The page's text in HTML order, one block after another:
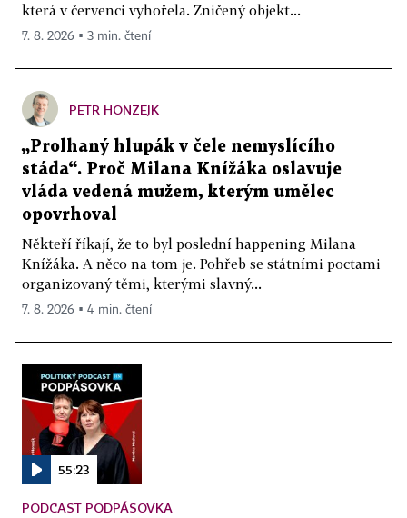
která v červenci vyhořela. Zničený objekt...
7. 8. 2026 ▪ 3 min. čtení
PETR HONZEJK
„Prolhaný hlupák v čele nemyslícího
stáda“. Proč Milana Knížáka oslavuje
vláda vedená mužem, kterým umělec
opovrhoval
Někteří říkají, že to byl poslední happening Milana
Knížáka. A něco na tom je. Pohřeb se státními poctami
organizovaný těmi, kterými slavný...
7. 8. 2026 ▪ 4 min. čtení
55:23
PODCAST PODPÁSOVKA